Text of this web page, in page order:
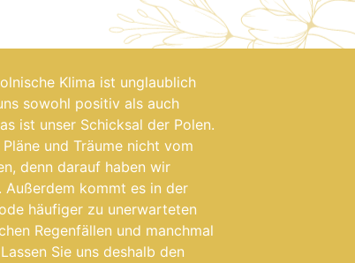
Klima ist unglaublich
sowohl positiv als auch
ist unser Schicksal der Polen.
und Träume nicht vom
denn darauf haben wir
Außerdem kommt es in der
häufiger zu unerwarteten
Regenfällen und manchmal
Sie uns deshalb den